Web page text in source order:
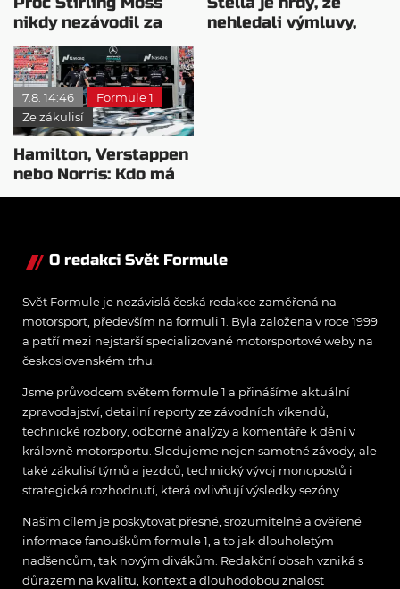
nikdy nezávodil za
Ferrariho
nehledali výmluvy,
7.8. 14:46
Formule 1
Ze zákulisí
Hamilton, Verstappen
nebo Norris: Kdo má
nejvyšší plat?
O redakci Svět Formule
Svět Formule je nezávislá česká redakce zaměřená na
motorsport, především na formuli 1. Byla založena v roce 1999
a patří mezi nejstarší specializované motorsportové weby na
československém trhu.
Jsme průvodcem světem formule 1 a přinášíme aktuální
zpravodajství, detailní reporty ze závodních víkendů,
technické rozbory, odborné analýzy a komentáře k dění v
královně motorsportu. Sledujeme nejen samotné závody, ale
také zákulisí týmů a jezdců, technický vývoj monopostů i
strategická rozhodnutí, která ovlivňují výsledky sezóny.
Naším cílem je poskytovat přesné, srozumitelné a ověřené
informace fanouškům formule 1, a to jak dlouholetým
nadšencům, tak novým divákům. Redakční obsah vzniká s
důrazem na kvalitu, kontext a dlouhodobou znalost